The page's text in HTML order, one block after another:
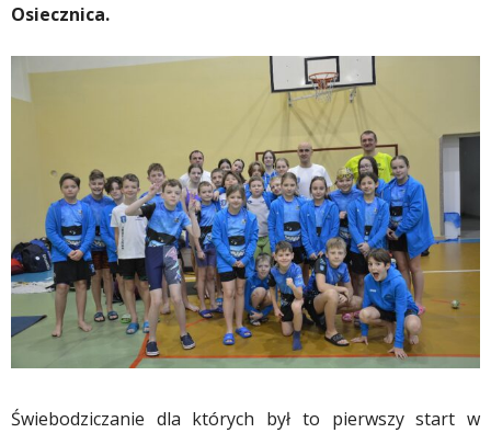
Osiecznica.
Świebodziczanie dla których był to pierwszy start w